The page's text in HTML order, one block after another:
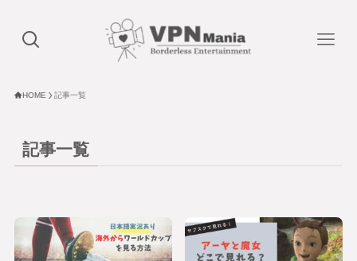
HOME 記事一覧
記事一覧